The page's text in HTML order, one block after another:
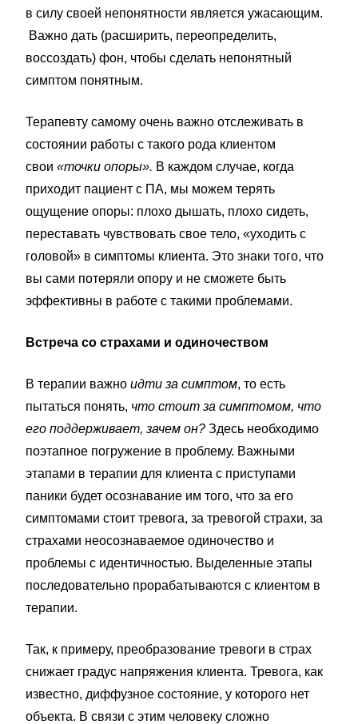
в силу своей непонятности является ужасающим.
Важно дать (расширить, переопределить,
воссоздать) фон, чтобы сделать непонятный
симптом понятным.
Терапевту самому очень важно отслеживать в
состоянии работы с такого рода клиентом
свои «точки опоры». В каждом случае, когда
приходит пациент с ПА, мы можем терять
ощущение опоры: плохо дышать, плохо сидеть,
переставать чувствовать свое тело, «уходить с
головой» в симптомы клиента. Это знаки того, что
вы сами потеряли опору и не сможете быть
эффективны в работе с такими проблемами.
Встреча со страхами и одиночеством
В терапии важно идти за симптом, то есть
пытаться понять, что стоит за симптомом, что
его поддерживает, зачем он? Здесь необходимо
поэтапное погружение в проблему. Важными
этапами в терапии для клиента с приступами
паники будет осознавание им того, что за его
симптомами стоит тревога, за тревогой страхи, за
страхами неосознаваемое одиночество и
проблемы с идентичностью. Выделенные этапы
последовательно прорабатываются с клиентом в
терапии.
Так, к примеру, преобразование тревоги в страх
снижает градус напряжения клиента. Тревога, как
известно, диффузное состояние, у которого нет
объекта. В связи с этим человеку сложно